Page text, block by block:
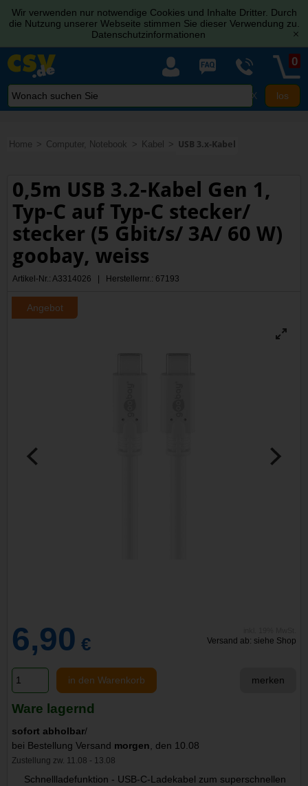
Wir verwenden nur notwendige Cookies und Inhalte Dritter. Durch
die Nutzung unserer Webseite stimmen Sie dieser Verwendung zu.
Datenschutzinformationen
[x]
X
0
Home Computer, Notebook Kabel USB 3.x-Kabel
0,5m USB 3.2-Kabel Gen 1,
Typ-C auf Typ-C stecker/
stecker (5 Gbit/s/ 3A/ 60 W)
goobay, weiss
Artikel-Nr.: A3314026 | Herstellernr.: 67193
Angebot
6,90 € Versand ab: siehe Shop
in den Warenkorb merken
Ware lagernd
sofort abholbar/
bei Bestellung Versand morgen, den 10.08
Zustellung zw. 11.08 - 13.08
Schnellladefunktion - USB-C-Ladekabel zum superschnellen